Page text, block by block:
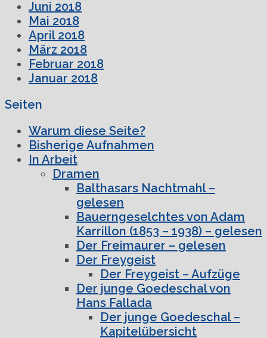
Juni 2018
Mai 2018
April 2018
März 2018
Februar 2018
Januar 2018
Seiten
Warum diese Seite?
Bisherige Aufnahmen
In Arbeit
Dramen
Balthasars Nachtmahl –
gelesen
Bauerngeselchtes von Adam
Karrillon (1853 – 1938) – gelesen
Der Freimaurer – gelesen
Der Freygeist
Der Freygeist – Aufzüge
Der junge Goedeschal von
Hans Fallada
Der junge Goedeschal –
Kapitelübersicht